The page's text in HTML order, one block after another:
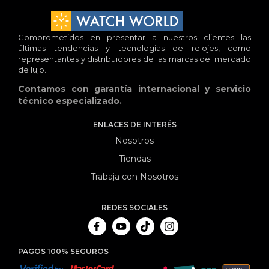
Comprometidos en presentar a nuestros clientes las
últimas tendencias y tecnologias de relojes, como
representantes y distribuidores de las marcas del mercado
de lujo.
Contamos con garantía internacional y servicio
técnico especializado.
ENLACES DE INTERÉS
Nosotros
Tiendas
Trabaja con Nosotros
REDES SOCIALES
PAGOS 100% SEGUROS